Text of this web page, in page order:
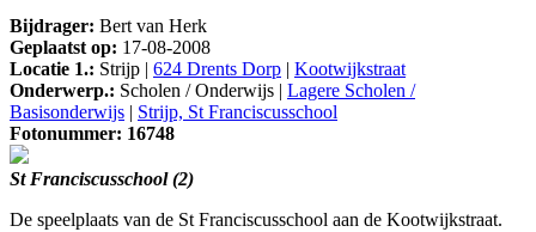
Bijdrager: Bert van Herk
Geplaatst op: 17-08-2008
Locatie 1.: Strijp | 624 Drents Dorp | Kootwijkstraat
Onderwerp.: Scholen / Onderwijs | Lagere Scholen /
Basisonderwijs | Strijp, St Franciscusschool
Fotonummer: 16748
St Franciscusschool (2)
De speelplaats van de St Franciscusschool aan de Kootwijkstraat.